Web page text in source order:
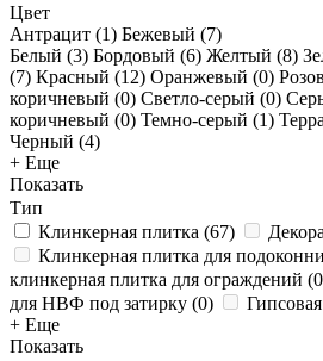
Цвет
Антрацит (1) Бежевый (7)
Белый (3) Бордовый (6) Желтый (8)
(7) Красный (12) Оранжевый (0)
коричневый (0) Светло-серый (0)
коричневый (0) Темно-серый (1)
Черный (4)
+ Еще
Показать
Тип
Клинкерная плитка (67)
Клинкерная плитка для
клинкерная плитка для ограждений (0
для НВФ под затирку (0)
+ Еще
Показать